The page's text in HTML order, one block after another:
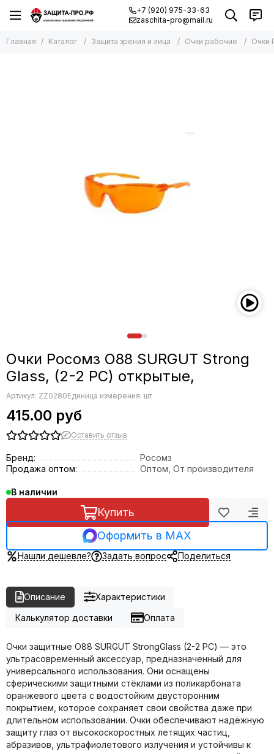
+7 (920) 975-33-63
zaschita-pro@mail.ru
Главная Каталог Защита зрения и лица Очки рабочие Очки
Очки Росомз О88 SURGUT Strong
Glass, (2-2 РС) открытые,
Артикул: ZZ0280Единица измерения: шт
415.00 руб
Оставить отзыв
Бренд:
Росомз
Продажа оптом:
Оптом, От производителя
В наличии
Купить
Оформить в MAX
Нашли дешевле? Задать вопрос Поделиться
Описание
Характеристики
Калькулятор доставки
Оплата
Очки защитные О88 SURGUT StrongGlass (2-2 РС) — это
ультрасовременный аксессуар, предназначенный для
универсального использования. Они оснащены
сферическими защитными стёклами из поликарбоната
оранжевого цвета с водостойким двусторонним
покрытием, которое сохраняет свои свойства даже при
длительном использовании. Очки обеспечивают надёжную
защиту глаз от высокоскоростных летящих частиц,
абразивов, ультрафиолетового излучения и устойчивы к